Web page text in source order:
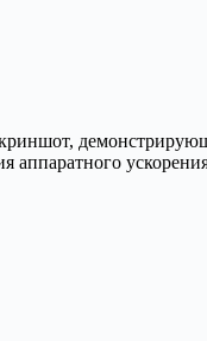
аппаратного